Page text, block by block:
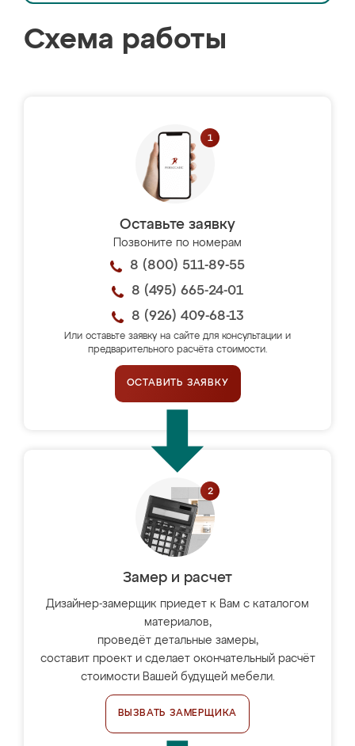
Схема работы
Оставьте заявку
Позвоните по номерам
8 (800) 511-89-55
8 (495) 665-24-01
8 (926) 409-68-13
Или оставьте заявку на сайте для консультации и
предварительного расчёта стоимости.
ОСТАВИТЬ ЗАЯВКУ
Замер и расчет
Дизайнер-замерщик приедет к Вам с каталогом
материалов,
проведёт детальные замеры,
составит проект и сделает окончательный расчёт
стоимости Вашей будущей мебели.
ВЫЗВАТЬ ЗАМЕРЩИКА